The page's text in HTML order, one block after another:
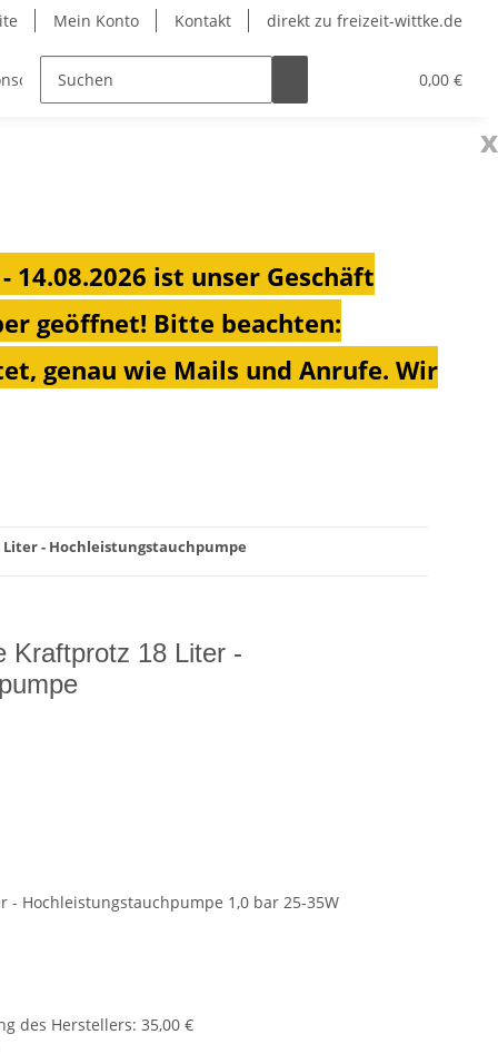
Mein Konto Kontakt direkt zu freizeit-wittke.de
0,00 €
Heizungen für Ihren
x
ist unser Geschäft
geöffnet! Bitte beachten:
genau wie Mails und Anrufe. Wir
- Hochleistungstauchpumpe
Kraftprotz 18 Liter -
- Hochleistungstauchpumpe 1,0 bar 25-35W
des Herstellers: 35,00 €